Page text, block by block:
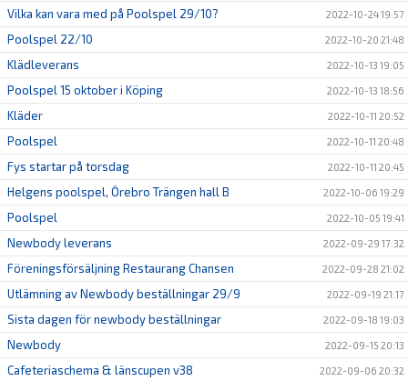
Vilka kan vara med på Poolspel 29/10? 2022-10-24 19:57
Poolspel 22/10 2022-10-20 21:48
Klädleverans 2022-10-13 19:05
Poolspel 15 oktober i Köping 2022-10-13 18:56
Kläder 2022-10-11 20:52
Poolspel 2022-10-11 20:48
Fys startar på torsdag 2022-10-11 20:45
Helgens poolspel, Örebro Trängen hall B 2022-10-06 19:29
Poolspel 2022-10-05 19:41
Newbody leverans 2022-09-29 17:32
Föreningsförsäljning Restaurang Chansen 2022-09-28 21:02
Utlämning av Newbody beställningar 29/9 2022-09-19 21:17
Sista dagen för newbody beställningar 2022-09-18 19:03
Newbody 2022-09-15 20:13
Cafeteriaschema & länscupen v38 2022-09-06 20:32